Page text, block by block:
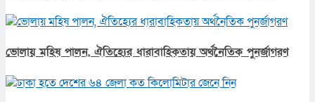
ভোলায় মহিষ পালন, ঐতিহ্যের ধারাবাহিকতায় অর্থনৈতিক পুনর্জাগরণ